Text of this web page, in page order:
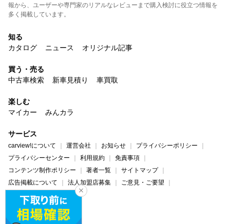
報から、ユーザーや専門家のリアルなレビューまで購入検討に役立つ情報を
多く掲載しています。
知る
カタログ
ニュース オリジナル記事
買う・売る
中古車検索
新車見積り 車買取
楽しむ
マイカー
みんカラ
サービス
carview!について 運営会社 お知らせ
プライバシーポリシー
プライバシーセンター
利用規約
免責事項
コンテンツ制作ポリシー
著者一覧
サイトマップ
広告掲載について
法人加盟店募集
ご意見・ご要望
ヘルプ・お問い合わせ
carview! Yahoo! JAPAN